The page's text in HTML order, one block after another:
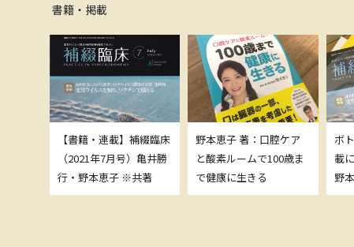
書籍・掲載
【書籍・連載】補綴臨床
（2021年7月号）亀井勝
行・野本恵子 ※共著
野本恵子 著：口腔ケア
と酸素ルームで100歳ま
で健康に生きる
ボ
載
野